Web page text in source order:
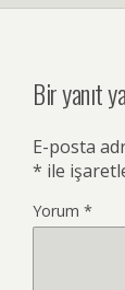
Bir yanıt
E-posta
* ile
Yorum *